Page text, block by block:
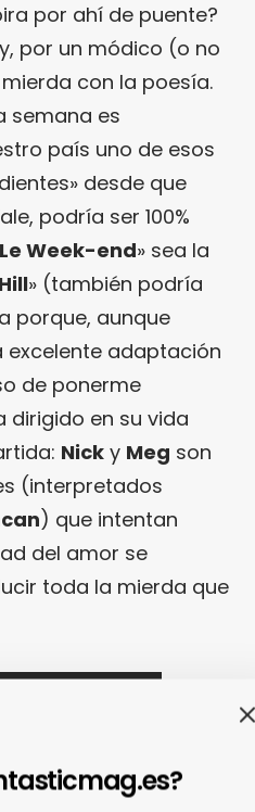
por ahí de puente?
por un módico (o no
con la poesía.
semana es
país uno de esos
desde que
podría ser 100%
Le Week-end» sea la
» (también podría
porque, aunque
excelente adaptación
de ponerme
dirigido en su vida
Nick y Meg son
(interpretados
) que intentan
del amor se
toda la mierda que